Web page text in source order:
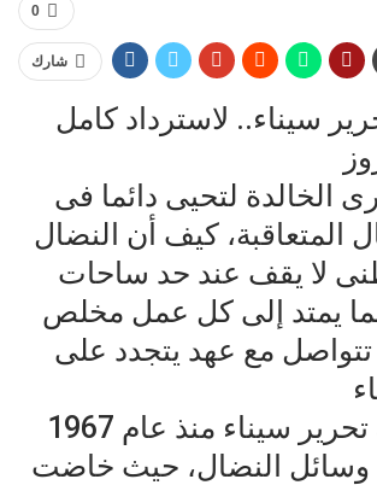
0
شارك
سيناء.. لاسترداد كامل
الخالدة لتحيى دائما فى
المتعاقبة، كيف أن النضال
لا يقف عند حد ساحات
يمتد إلى كل عمل مخلص
تتواصل مع عهد يتجدد على
بدأت معركة تحرير سيناء منذ عام 1967
وسائل النضال، حيث خاضت